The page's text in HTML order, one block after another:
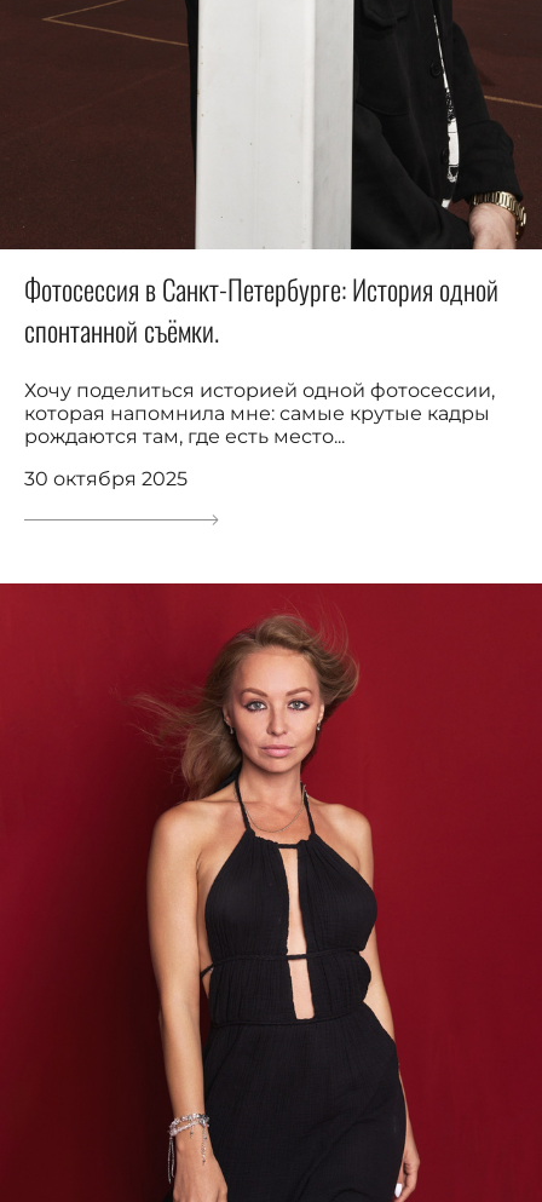
Фотосессия в Санкт-Петербурге: История одной
спонтанной съёмки.
Хочу поделиться историей одной фотосессии,
которая напомнила мне: самые крутые кадры
рождаются там, где есть место...
30 октября 2025